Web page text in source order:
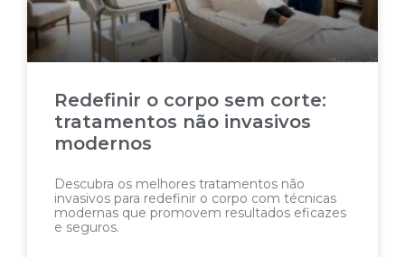
Redefinir o corpo sem corte:
tratamentos não invasivos
modernos
Descubra os melhores tratamentos não
invasivos para redefinir o corpo com técnicas
modernas que promovem resultados eficazes
e seguros.